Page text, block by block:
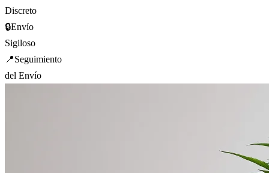
Discreto
🔒Envío
Sigiloso
📍Seguimiento
del Envío